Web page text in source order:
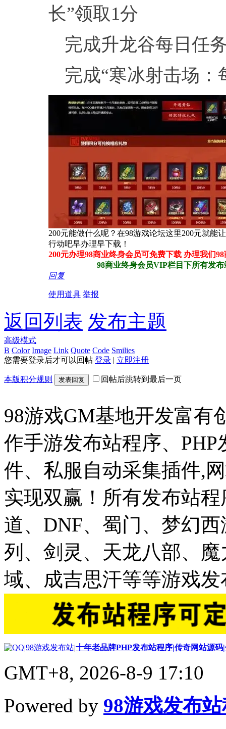
长”领取1分
完成升龙谷每日任
完成“寒冰射击场：
200元能做什么呢？在98游戏论坛这里200元就
行动吧早办理早下载！
200元办理98商业终身会员可免费下载 办理我们
98商业终身会员VIP栏目下所有发布站程
回复
使用道具 举报
返回列表 发布主题
高级模式
B Color Image Link Quote Code Smilies
您需要登录后才可以回帖 登录 | 立即注册
本版积分规则 发表回复 回帖后跳转到最后一页
98游戏GM基地开发富有
作手游发布站程序、
件、私服自动采集插件,
实现双赢！所有发布站
道、DNF、蜀门、梦幻
列、剑灵、天龙八部、
域、成吉思汗等等游戏
|98游戏发布站|十年老品牌PHP发布站程序|传奇网站源
GMT+8, 2026-8-9 17:10
Powered by 98游戏发布